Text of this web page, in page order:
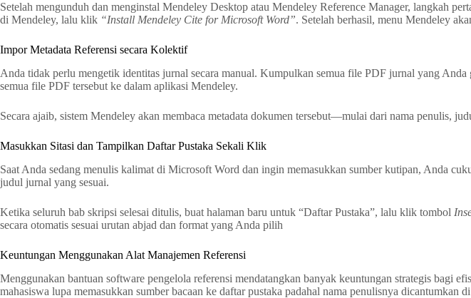
Setelah mengunduh dan menginstal Mendeley Desktop atau Mendeley Reference Manager, langkah
di Mendeley, lalu klik “Install Mendeley Cite for Microsoft Word”. Setelah berhasil, menu Mendeley
Impor Metadata Referensi secara Kolektif
Anda tidak perlu mengetik identitas jurnal secara manual. Kumpulkan semua file PDF jurnal yang
semua file PDF tersebut ke dalam aplikasi Mendeley.
Secara ajaib, sistem Mendeley akan membaca metadata dokumen tersebut—mulai dari nama penulis,
Masukkan Sitasi dan Tampilkan Daftar Pustaka Sekali Klik
Saat Anda sedang menulis kalimat di Microsoft Word dan ingin memasukkan sumber kutipan, Anda
judul jurnal yang sesuai.
Ketika seluruh bab skripsi selesai ditulis, buat halaman baru untuk “Daftar Pustaka”, lalu klik tombol
secara otomatis sesuai urutan abjad dan format yang Anda pilih
Keuntungan Menggunakan Alat Manajemen Referensi
Menggunakan bantuan software pengelola referensi mendatangkan banyak keuntungan strategis bagi
mahasiswa lupa memasukkan sumber bacaan ke daftar pustaka padahal nama penulisnya dicantumkan